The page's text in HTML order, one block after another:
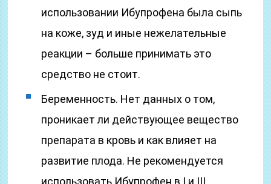
использовании Ибупрофена была сыпь
на коже, зуд и иные нежелательные
реакции – больше принимать это
средство не стоит.
Беременность. Нет данных о том,
проникает ли действующее вещество
препарата в кровь и как влияет на
развитие плода. Не рекомендуется
использовать Ибупрофен в I и III